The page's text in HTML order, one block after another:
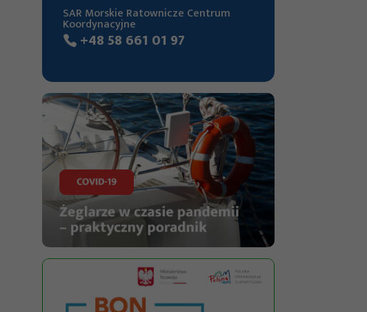
SAR Morskie Ratownicze Centrum
Koordynacyjne
+48 58 661 01 97